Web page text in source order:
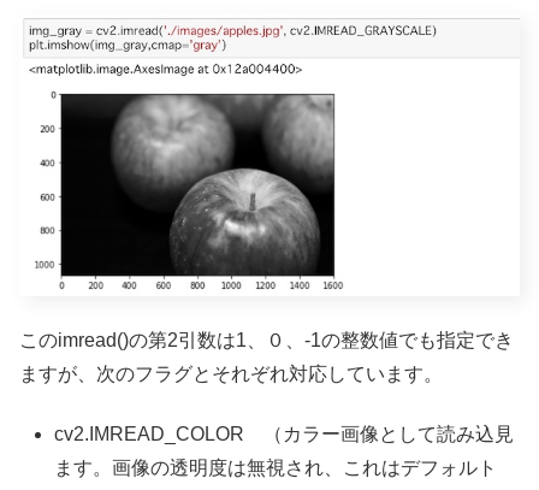
このimread()の第2引数は1、０、-1の整数値でも指定でき
ますが、次のフラグとそれぞれ対応しています。
cv2.IMREAD_COLOR （カラー画像として読み込見
ます。画像の透明度は無視され、これはデフォルト